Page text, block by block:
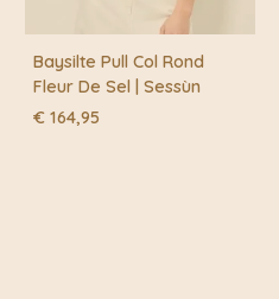
Baysilte Pull Col Rond
Fleur De Sel | Sessùn
€ 164,95